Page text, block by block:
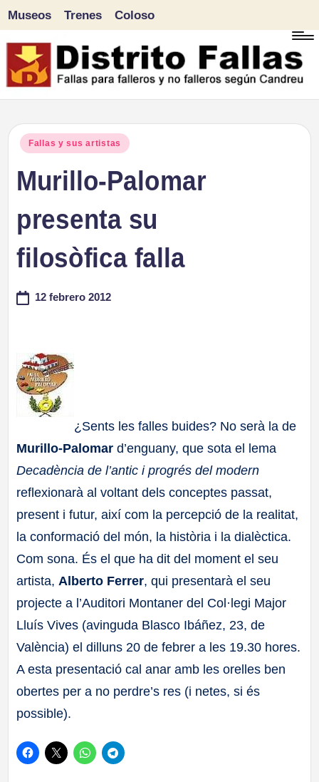
Saltar
al
Museos Trenes Coloso
Publicado
Fallas y sus artistas
Murillo-Palomar
presenta su
filosòfica falla
12 febrero 2012
¿Sents les falles buides? No serà la de
Murillo-Palomar d’enguany, que sota el lema
Decadència de l’antic i progrés del modern
reflexionarà al voltant dels conceptes passat,
present i futur, així com la percepció de la realitat,
la conformació del món, la història i la dialèctica.
Com sona. És el que ha dit del moment el seu
artista, Alberto Ferrer, qui presentarà el seu
projecte a l’Auditori Montaner del Col·legi Major
Lluís Vives (avinguda Blasco Ibáñez, 23, de
València) el dilluns 20 de febrer a les 19.30 hores.
A esta presentació cal anar amb les orelles ben
obertes per a no perdre’s res (i netes, si és
possible).